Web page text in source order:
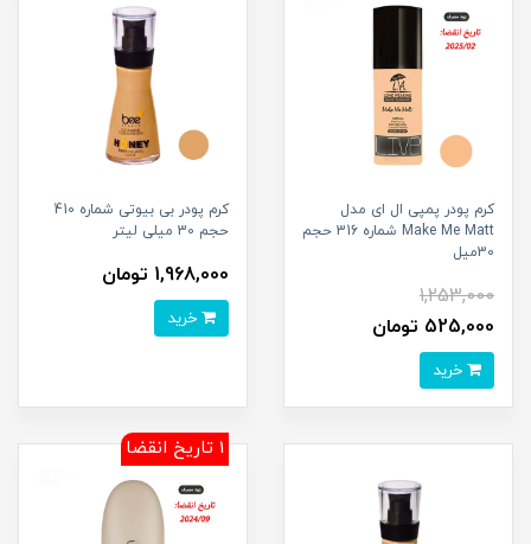
کرم پودر پمپی ال ای مدل
Make Me Matt شماره 316 حجم
30میل
1,253,000
525,000 تومان
کرم پودر بی بیوتی شماره 410
حجم 30 میلی لیتر
1,968,000 تومان
1 تاریخ انقضا